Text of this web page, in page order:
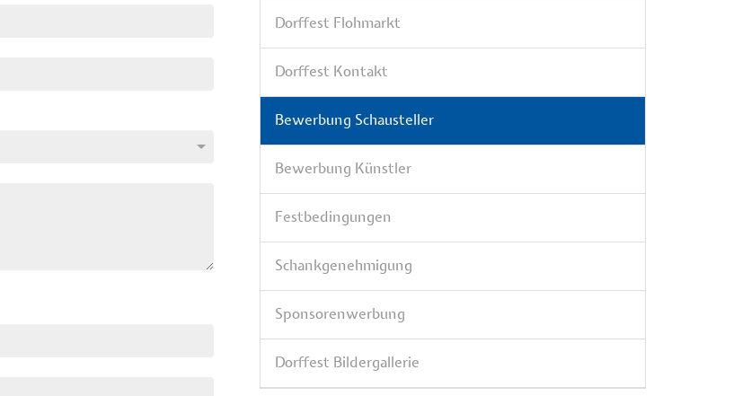
Dorffest Flohmarkt
Dorffest Kontakt
Bewerbung Schausteller
Bewerbung Künstler
Festbedingungen
Schankgenehmigung
Sponsorenwerbung
Dorffest Bildergallerie